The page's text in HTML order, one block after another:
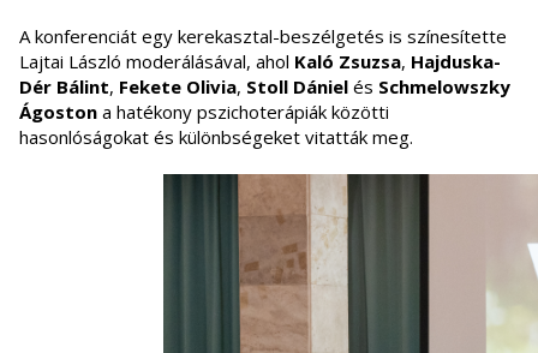
A konferenciát egy kerekasztal-beszélgetés is színesítette
Lajtai László moderálásával, ahol Kaló Zsuzsa, Hajduska-
Dér Bálint, Fekete Olivia, Stoll Dániel és Schmelowszky
Ágoston a hatékony pszichoterápiák közötti
hasonlóságokat és különbségeket vitatták meg.